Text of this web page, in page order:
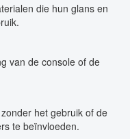
die hun glans en
van de console of de
het gebruik of de
te beïnvloeden.